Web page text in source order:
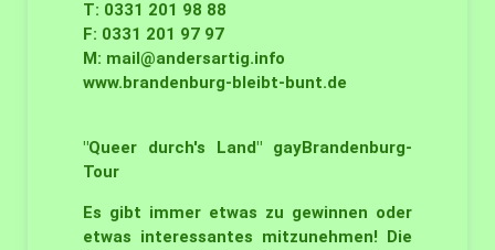
T: 0331 201 98 88
F: 0331 201 97 97
M: mail@andersartig.info
www.brandenburg-bleibt-bunt.de
"Queer durch's Land" gayBrandenburg-
Tour
Es gibt immer etwas zu gewinnen oder
etwas interessantes mitzunehmen! Die